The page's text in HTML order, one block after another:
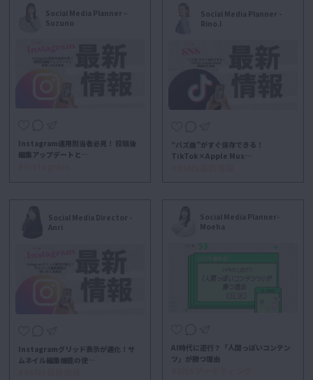
Social Media Planner –
Suzuno
Instagram運用担当者必見！ 投稿後
編集アップデートと…
Social Media Planner -
Rino.I
“バズ曲”がすぐ保存できる！
TikTok×Apple Mus…
Social Media Director -
Anri
Instagramグリッド表示が進化！サ
ムネイル編集機能の使…
Social Media Planner-
Moeha
AI時代に逆行？「人間っぽいコンテン
ツ」が勝つ理由